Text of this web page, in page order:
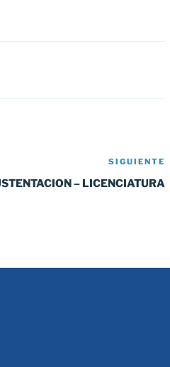
SIGUIENTE
– LICENCIATURA